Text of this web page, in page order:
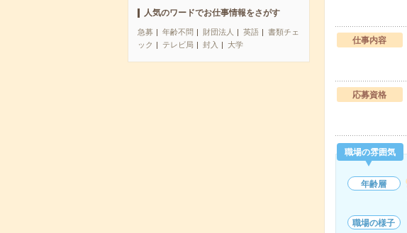
人気のワードでお仕事情報をさがす
急募 年齢不問 財団法人 英語
書類チェ
ック
テレビ局 封入 大学 仕事内容
応募資格
職場の雰囲気
年齢層
職場の様子